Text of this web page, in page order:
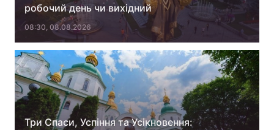
Головна Війна
Україна Політика
Економіка Світ
Спорт Наука
робочий день чи вихідний
08:30, 08.08.2026
Три Спаси, Успіння та Усікновення: